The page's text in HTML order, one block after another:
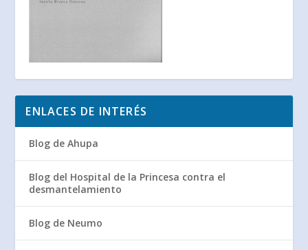
ENLACES DE INTERÉS
Blog de Ahupa
Blog del Hospital de la Princesa contra el
desmantelamiento
Blog de Neumo